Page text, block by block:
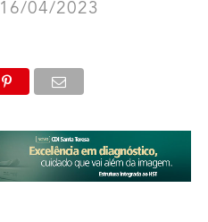
16/04/2023